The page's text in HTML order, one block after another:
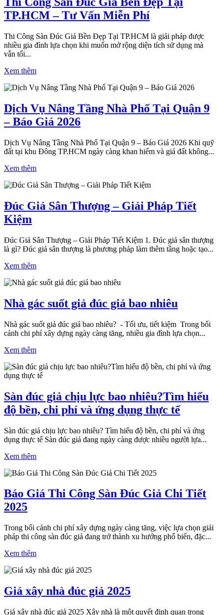
TP.HCM – Tư Vấn Miễn Phí
Thi Công Sàn Đúc Giả Bền Đẹp Tại TP.HCM là giải pháp được
nhiều gia đình lựa chọn khi muốn mở rộng diện tích sử dụng mà
vẫn tối...
Xem thêm
Dịch Vụ Nâng Tầng Nhà Phố Tại Quận 9
– Báo Giá 2026
Dịch Vụ Nâng Tầng Nhà Phố Tại Quận 9 – Báo Giá 2026 Khi quỹ
đất tại khu Đông TP.HCM ngày càng khan hiếm và giá đất không...
Xem thêm
Đúc Giả Sân Thượng – Giải Pháp Tiết
Kiệm
Đúc Giả Sân Thượng – Giải Pháp Tiết Kiệm 1. Đúc giả sân thượng
là gì? Đúc giả sân thượng là phương pháp làm thêm tầng hoặc tạo...
Xem thêm
Nhà gác suốt giả đúc giá bao nhiêu
Nhà gác suốt giả đúc giá bao nhiêu? - Tối ưu, tiết kiệm Trong bối
cảnh chi phí xây dựng ngày càng tăng, nhiều gia đình lựa chọn...
Xem thêm
Sàn đúc giả chịu lực bao nhiêu?Tìm hiểu
độ bền, chi phí và ứng dụng thực tế
Sàn đúc giả chịu lực bao nhiêu? Tìm hiểu độ bền, chi phí và ứng
dụng thực tế Sàn đúc giả đang ngày càng được nhiều người lựa...
Xem thêm
Báo Giá Thi Công Sàn Đúc Giả Chi Tiết
2025
Trong bối cảnh chi phí xây dựng ngày càng tăng, việc lựa chọn giải
pháp thi công sàn đúc giả đang trở thành xu hướng phổ biến, đặc...
Xem thêm
Giá xây nhà đúc giả 2025
Giá xây nhà đúc giả 2025 Xây nhà là một quyết định quan trọng